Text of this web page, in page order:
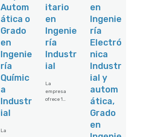
básicas
(redes de
saneamie
nto,
abastecimi
ento, etc.),
espacios
libres
(parques,
plazas) y
edificios de
uso
dotacional
Elaboració
estudios
Autom
ática o
Grado
en
Ingenie
ría
Químic
a
Industr
ial
La
itario
en
Ingenie
ría
Industr
ial
La
empresa
ofrece 1
en
Ingenie
ría
Electró
nica
Industr
ial y
autom
ática,
Grado
en